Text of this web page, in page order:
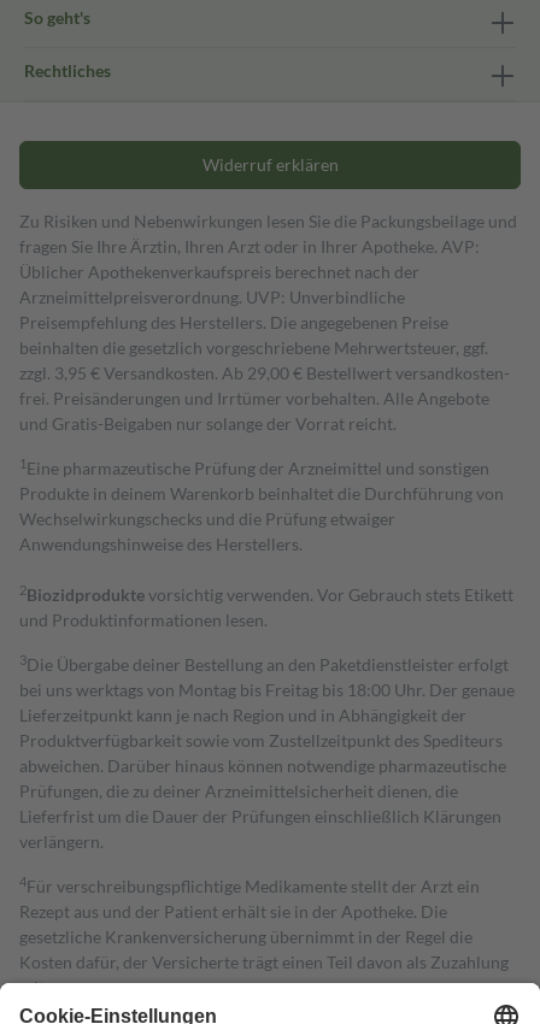
So geht's
Rechtliches
Widerruf erklären
Zu Risiken und Nebenwirkungen lesen Sie die Packungsbeilage und
fragen Sie Ihre Ärztin, Ihren Arzt oder in Ihrer Apotheke. AVP:
Üblicher Apothekenverkaufspreis berechnet nach der
Arzneimittelpreisverordnung. UVP: Unverbindliche
Preisempfehlung des Herstellers. Die angegebenen Preise
beinhalten die gesetzlich vorgeschriebene Mehrwertsteuer, ggf.
zzgl. 3,95 € Versandkosten. Ab 29,00 € Bestell­wert versand­kosten­
frei. Preisänderungen und Irrtümer vorbehalten. Alle Angebote
und Gratis-Beigaben nur solange der Vorrat reicht.
1 Eine pharmazeutische Prüfung der Arzneimittel und sonstigen
Produkte in deinem Warenkorb beinhaltet die Durchführung von
Wechselwirkungschecks und die Prüfung etwaiger
Anwendungshinweise des Herstellers.
2Biozidproduktevorsichtig verwenden. Vor Gebrauch stets Etikett
und Produktinformationen lesen.
3Die Übergabe deiner Bestellung an den Paketdienstleister erfolgt
bei uns werktags von Montag bis Freitag bis 18:00 Uhr. Der genaue
Lieferzeitpunkt kann je nach Region und in Abhängigkeit der
Produktverfügbarkeit sowie vom Zustellzeitpunkt des Spediteurs
abweichen. Darüber hinaus können notwendige pharmazeutische
Prüfungen, die zu deiner Arzneimittelsicherheit dienen, die
Lieferfrist um die Dauer der Prüfungen einschließlich Klärungen
verlängern.
4Für verschreibungspflichtige Medikamente stellt der Arzt ein
Rezept aus und der Patient erhält sie in der Apotheke. Die
gesetzliche Krankenversicherung übernimmt in der Regel die
Kosten dafür, der Versicherte trägt einen Teil davon als Zuzahlung
mit.
Grundsätzlich leisten Mitglieder Zuzahlungen in Höhe von zehn